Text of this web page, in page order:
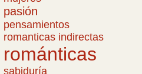
pasión
pensamientos
romanticas indirectas
románticas
sabiduría